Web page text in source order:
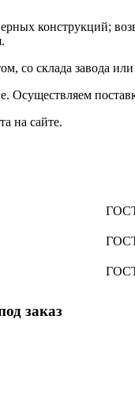
конструкций;
склада завода
Осуществляем
на сайте.
заказ